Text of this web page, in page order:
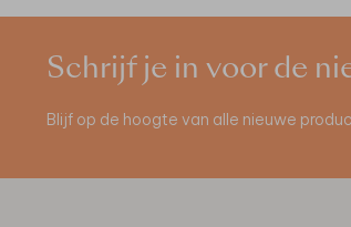
Schrijf je in voor de
Blijf op de hoogte van alle nieuwe